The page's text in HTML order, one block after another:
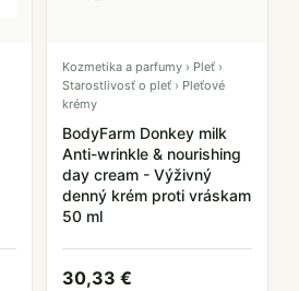
Kozmetika a parfumy › Pleť ›
Starostlivosť o pleť › Pleťové
krémy
BodyFarm Donkey milk
Anti-wrinkle & nourishing
day cream - Výživný
denný krém proti vráskam
50 ml
30,33 €